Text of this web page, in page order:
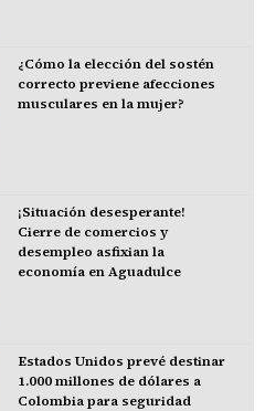
¿Cómo la elección del sostén
correcto previene afecciones
musculares en la mujer?
¡Situación desesperante!
Cierre de comercios y
desempleo asfixian la
economía en Aguadulce
Estados Unidos prevé destinar
1.000 millones de dólares a
Colombia para seguridad